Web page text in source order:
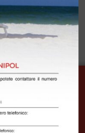
Torino